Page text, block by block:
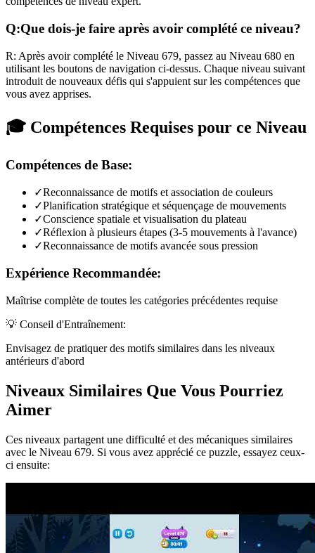
Q:Que dois-je faire après avoir complété ce niveau?
R: Après avoir complété le Niveau 679, passez au Niveau 680 en
utilisant les boutons de navigation ci-dessus. Chaque niveau suivant
introduit de nouveaux défis qui s'appuient sur les compétences que
vous avez apprises.
🎓 Compétences Requises pour ce Niveau
Compétences de Base:
✓Reconnaissance de motifs et association de couleurs
✓Planification stratégique et séquençage de mouvements
✓Conscience spatiale et visualisation du plateau
✓Réflexion à plusieurs étapes (3-5 mouvements à l'avance)
✓Reconnaissance de motifs avancée sous pression
Expérience Recommandée:
Maîtrise complète de toutes les catégories précédentes requise
💡 Conseil d'Entraînement:
Envisagez de pratiquer des motifs similaires dans les niveaux
antérieurs d'abord
Niveaux Similaires Que Vous Pourriez
Aimer
Ces niveaux partagent une difficulté et des mécaniques similaires
avec le Niveau 679. Si vous avez apprécié ce puzzle, essayez ceux-
ci ensuite: